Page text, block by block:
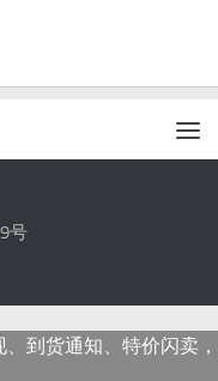
号
到货通知、特价闪卖，